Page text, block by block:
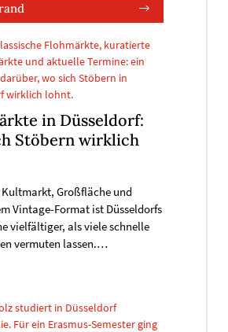
Flohmärkte, kuratierte
und aktuelle Termine: ein
wo sich Stöbern in
wirklich lohnt.
in Düsseldorf:
Stöbern wirklich
Großfläche und
Vintage-Format ist Düsseldorfs
vielfältiger, als viele schnelle
vermuten lassen.…
studiert in Düsseldorf
Für ein Erasmus-Semester ging